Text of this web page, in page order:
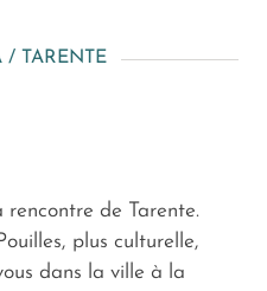
/ TARENTE
rencontre de Tarente.
plus culturelle,
dans la ville à la